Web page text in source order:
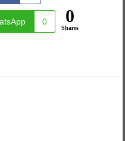
0 0
Shares